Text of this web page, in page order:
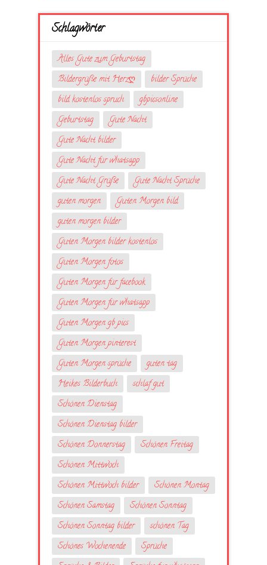
Schlagwörter
Alles Gute zum Geburtstag
Bildergrüße mit Herzღ
bilder Sprüche
bild kostenlos spruch
gbpicsonline
Geburtstag
Gute Nacht
Gute Nacht bilder
Gute Nacht für whatsapp
Gute Nacht Grüße
Gute Nacht Sprüche
guten morgen
Guten Morgen bild
guten morgen bilder
Guten Morgen bilder kostenlos
Guten Morgen fotos
Guten Morgen für facebook
Guten Morgen für whatsapp
Guten Morgen gb pics
Guten Morgen pinterest
Guten Morgen sprüche
guten tag
Heikes Bilderbuch
schlaf gut
Schönen Dienstag
Schönen Dienstag bilder
Schönen Donnerstag
Schönen Freitag
Schönen Mittwoch
Schönen Mittwoch bilder
Schönen Montag
Schönen Samstag
Schönen Sonntag
Schönen Sonntag bilder
schönen Tag
Schönes Wochenende
Sprüche